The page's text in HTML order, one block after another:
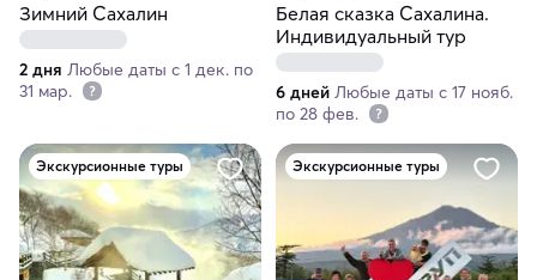
Зимний Сахалин
2 дня Любые даты с 1 дек. по
31 мар.
Белая сказка Сахалина.
Индивидуальный тур
6 дней Любые даты с 17 нояб.
по 28 фев.
Экскурсионные туры Экскурсионные туры